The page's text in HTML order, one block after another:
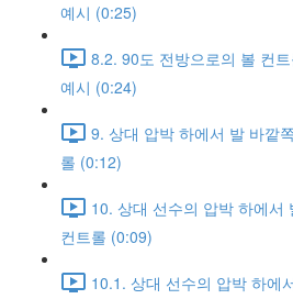
예시 (0:25)
8.2. 90도 전방으로의 볼 컨
예시 (0:24)
9. 상대 압박 하에서 발 바깥
롤 (0:12)
10. 상대 선수의 압박 하에서
컨트롤 (0:09)
10.1. 상대 선수의 압박 하에